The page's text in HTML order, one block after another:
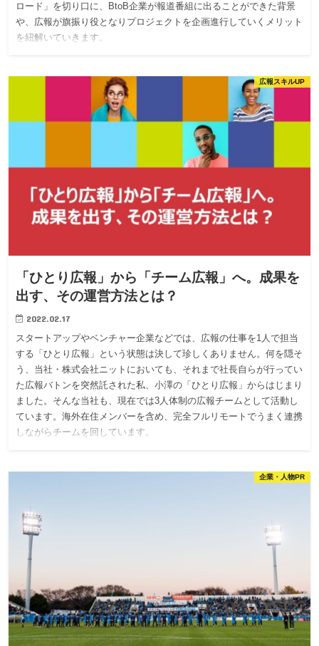
ロード」を切り口に、BtoB企業が報道番組に出ることができた背景
や、広報が旗振り役となりプロジェクトを企画進行していくメリット
を紐解いていきます。
広報スキルUP
「ひとり広報」から「チーム広報」へ。成果を
出す、その運営方法とは？
2022.02.17
スタートアップやベンチャー企業などでは、広報の仕事を1人で担当
する「ひとり広報」という状態は決して珍しくありません。何を隠そ
う、当社・株式会社ニットにおいても、それまで社長自らが行ってい
た広報バトンを突然託された私、小澤の「ひとり広報」からはじまり
ました。そんな当社も、現在では3人体制の広報チームとして活動し
ています。海外在住メンバーを含め、完全フルリモートでうまく連携
しながらチームを回しています。
企業・人物PR